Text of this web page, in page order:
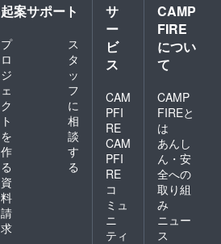
起案サポート
プ
ロ
ジ
ェ
ク
ト
を
作
る
ス
タ
ッ
フ
に
相
談
す
る
資
料
請
求
サ
ー
ビ
ス
CAM
PFI
RE
CAM
PFI
RE
コ
ミュ
ニ
ティ
CAMP
FIRE
につい
て
CAMP
FIREと
は
あんし
ん・安
全への
取り組
み
ニュー
ス